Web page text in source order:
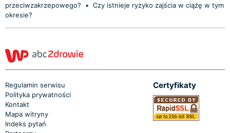
przeciwzakrzepowego?
• Czy istnieje ryzyko zajścia w ciążę w tym
okresie?
Regulamin serwisu
Polityka prywatności
Kontakt
Mapa witryny
Indeks pytań
Certyfikaty